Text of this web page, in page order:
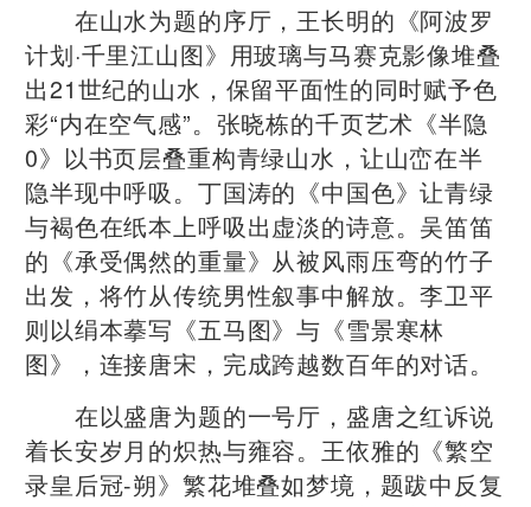
在山水为题的序厅，王长明的《阿波罗
计划·千里江山图》用玻璃与马赛克影像堆叠
出21世纪的山水，保留平面性的同时赋予色
彩“内在空气感”。张晓栋的千页艺术《半隐
0》以书页层叠重构青绿山水，让山峦在半
隐半现中呼吸。丁国涛的《中国色》让青绿
与褐色在纸本上呼吸出虚淡的诗意。吴笛笛
的《承受偶然的重量》从被风雨压弯的竹子
出发，将竹从传统男性叙事中解放。李卫平
则以绢本摹写《五马图》与《雪景寒林
图》，连接唐宋，完成跨越数百年的对话。
在以盛唐为题的一号厅，盛唐之红诉说
着长安岁月的炽热与雍容。王依雅的《繁空
录皇后冠-朔》繁花堆叠如梦境，题跋中反复